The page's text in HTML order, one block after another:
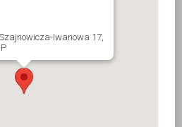
Iwanowa 17,